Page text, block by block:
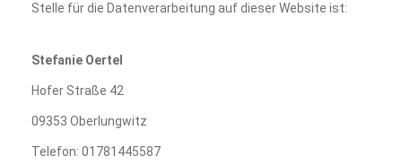
Stelle für die Datenverarbeitung auf dieser Website ist:
Stefanie Oertel
Hofer Straße 42
09353 Oberlungwitz
Telefon: 01781445587